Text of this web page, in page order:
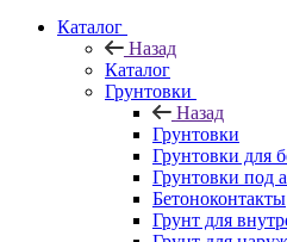
Каталог
Назад
Каталог
Грунтовки
Назад
Грунтовки
Грунтовки для
Грунтовки под
Бетоноконтакты
Грунт для